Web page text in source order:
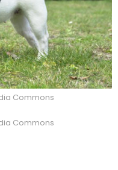
Commons
Commons